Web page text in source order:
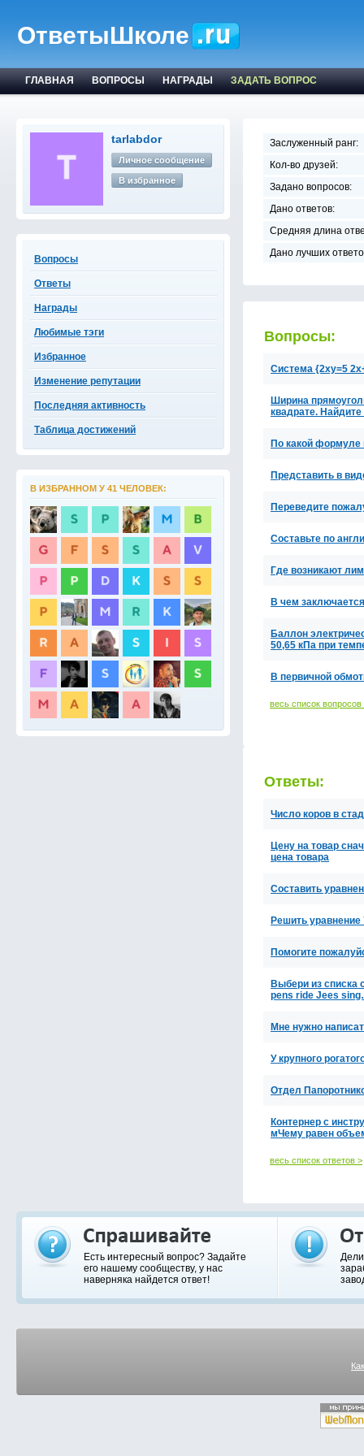
ОтветыШколе
ГЛАВНАЯ ВОПРОСЫ НАГРАДЫ ЗАДАТЬ ВОПРОС
tarlabdor
Личное сообщение
В избранное
Вопросы
Ответы
Награды
Любимые тэги
Избранное
Изменение репутации
Последняя активность
Таблица достижений
В ИЗБРАННОМ У 41 ЧЕЛОВЕК:
Заслуженный ранг:
Кол-во друзей:
Задано вопросов:
Дано ответов:
Средняя длина
Дано лучших
Вопросы:
Система {2xy=5
Ширина
квадрате.
По какой формуле
Представить в
Переведите
Составьте по
Где возникают
В чем
Баллон
50,65 кПа при
В первичной
весь список вопросов
Ответы:
Число коров в
Цену на товар
цена товара
Составить
Решить уравнение
Помогите
Выбери из списка
pens ride Jees
Мне нужно
У крупного
Отдел
Контернер с
мЧему равен
весь список ответов >
Есть интересный вопрос? Задайте
его нашему сообществу, у нас
наверняка найдется ответ!